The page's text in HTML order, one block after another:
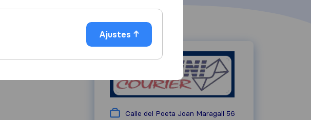
Calle del Poeta Joan Maragall 56
Ajustes